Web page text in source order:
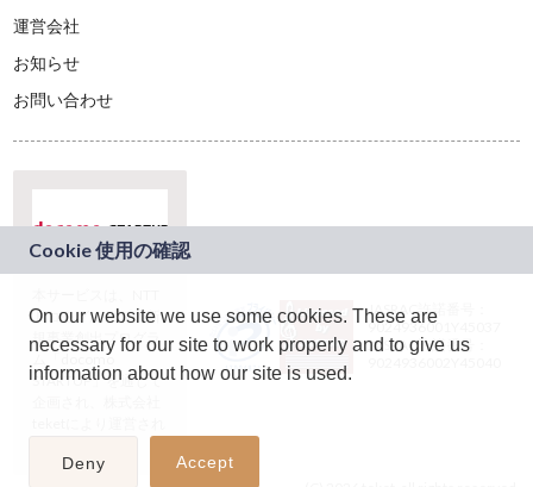
運営会社
お知らせ
お問い合わせ
ドコモグループの新
規事業創出プログラ
ム「docomo
STARTUP」を通じて
JASRAC許諾番号：
9024936001Y45037
JASRAC許諾番号：
On our website we use some cookies. These are
necessary for our site to work properly and to give us
information about how our site is used.
Deny Accept